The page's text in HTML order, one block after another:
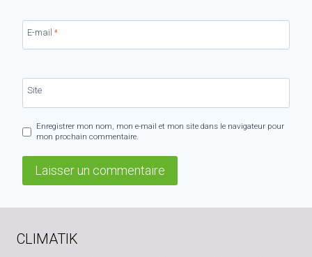
E-mail *
Site
Enregistrer mon nom, mon e-mail et mon site dans le navigateur pour
mon prochain commentaire.
CLIMATIK